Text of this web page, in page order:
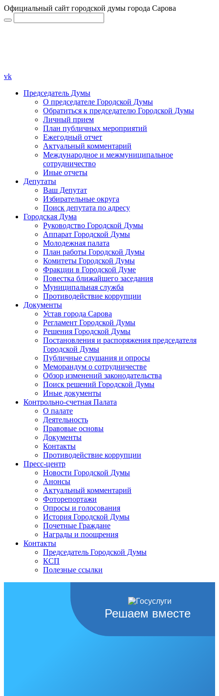
Официальный сайт городской думы города Сарова
vk
Председатель Думы
О председателе Городской Думы
Обратиться к председателю Городской Думы
Личный прием
План публичных мероприятий
Ежегодный отчет
Актуальный комментарий
Международное и межмуниципальное
сотрудничество
Иные отчеты
Депутаты
Ваш Депутат
Избирательные округа
Поиск депутата по адресу
Городская Дума
Руководство Городской Думы
Аппарат Городской Думы
Молодежная палата
План работы Городской Думы
Комитеты Городской Думы
Фракции в Городской Думе
Повестка ближайшего заседания
Муниципальная служба
Противодействие коррупции
Документы
Устав города Сарова
Регламент Городской Думы
Решения Городской Думы
Постановления и распоряжения председателя
Городской Думы
Публичные слушания и опросы
Меморандум о сотрудничестве
Обзор изменений законодательства
Поиск решений Городской Думы
Иные документы
Контрольно-счетная Палата
О палате
Деятельность
Правовые основы
Документы
Контакты
Противодействие коррупции
Пресс-центр
Новости Городской Думы
Анонсы
Актуальный комментарий
Фоторепортажи
Опросы и голосования
История Городской Думы
Почетные Граждане
Награды и поощрения
Контакты
Председатель Городской Думы
КСП
Полезные ссылки
Решаем вместе